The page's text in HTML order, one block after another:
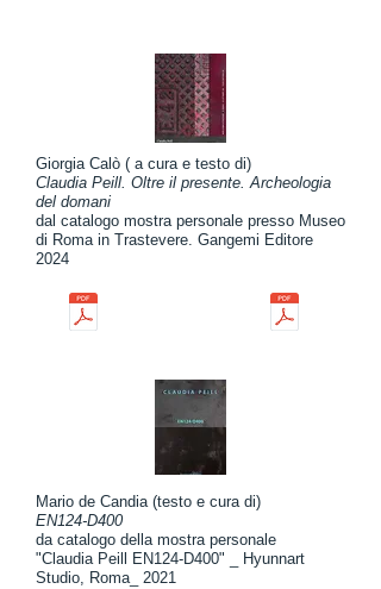
Giorgia Calò ( a cura e testo di)
Claudia Peill. Oltre il presente. Archeologia
del domani
dal catalogo mostra personale presso Museo
di Roma in Trastevere. Gangemi Editore
2024
Mario de Candia (testo e cura di)
EN124-D400
da catalogo della mostra personale
"Claudia Peill EN124-D400" _ Hyunnart
Studio, Roma_ 2021